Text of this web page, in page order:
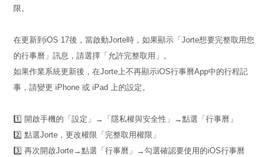
限。
在更新到iOS 17後，當啟動Jorte時，如果顯示「Jorte想要完整取用您
的行事曆」訊息，請選擇「允許完整取用」。
如果作業系統更新後，在Jorte上不再顯示iOS行事曆App中的行程記
事，請變更 iPhone 或 iPad 上的設定。
1️⃣ 開啟手機的「設定」→「隱私權與安全性」→點選「行事曆」
2️⃣ 點選Jorte，更改權限「完整取用權限」
3️⃣ 再次開啟Jorte→點選「行事曆」→勾選確認要使用的iOS行事曆